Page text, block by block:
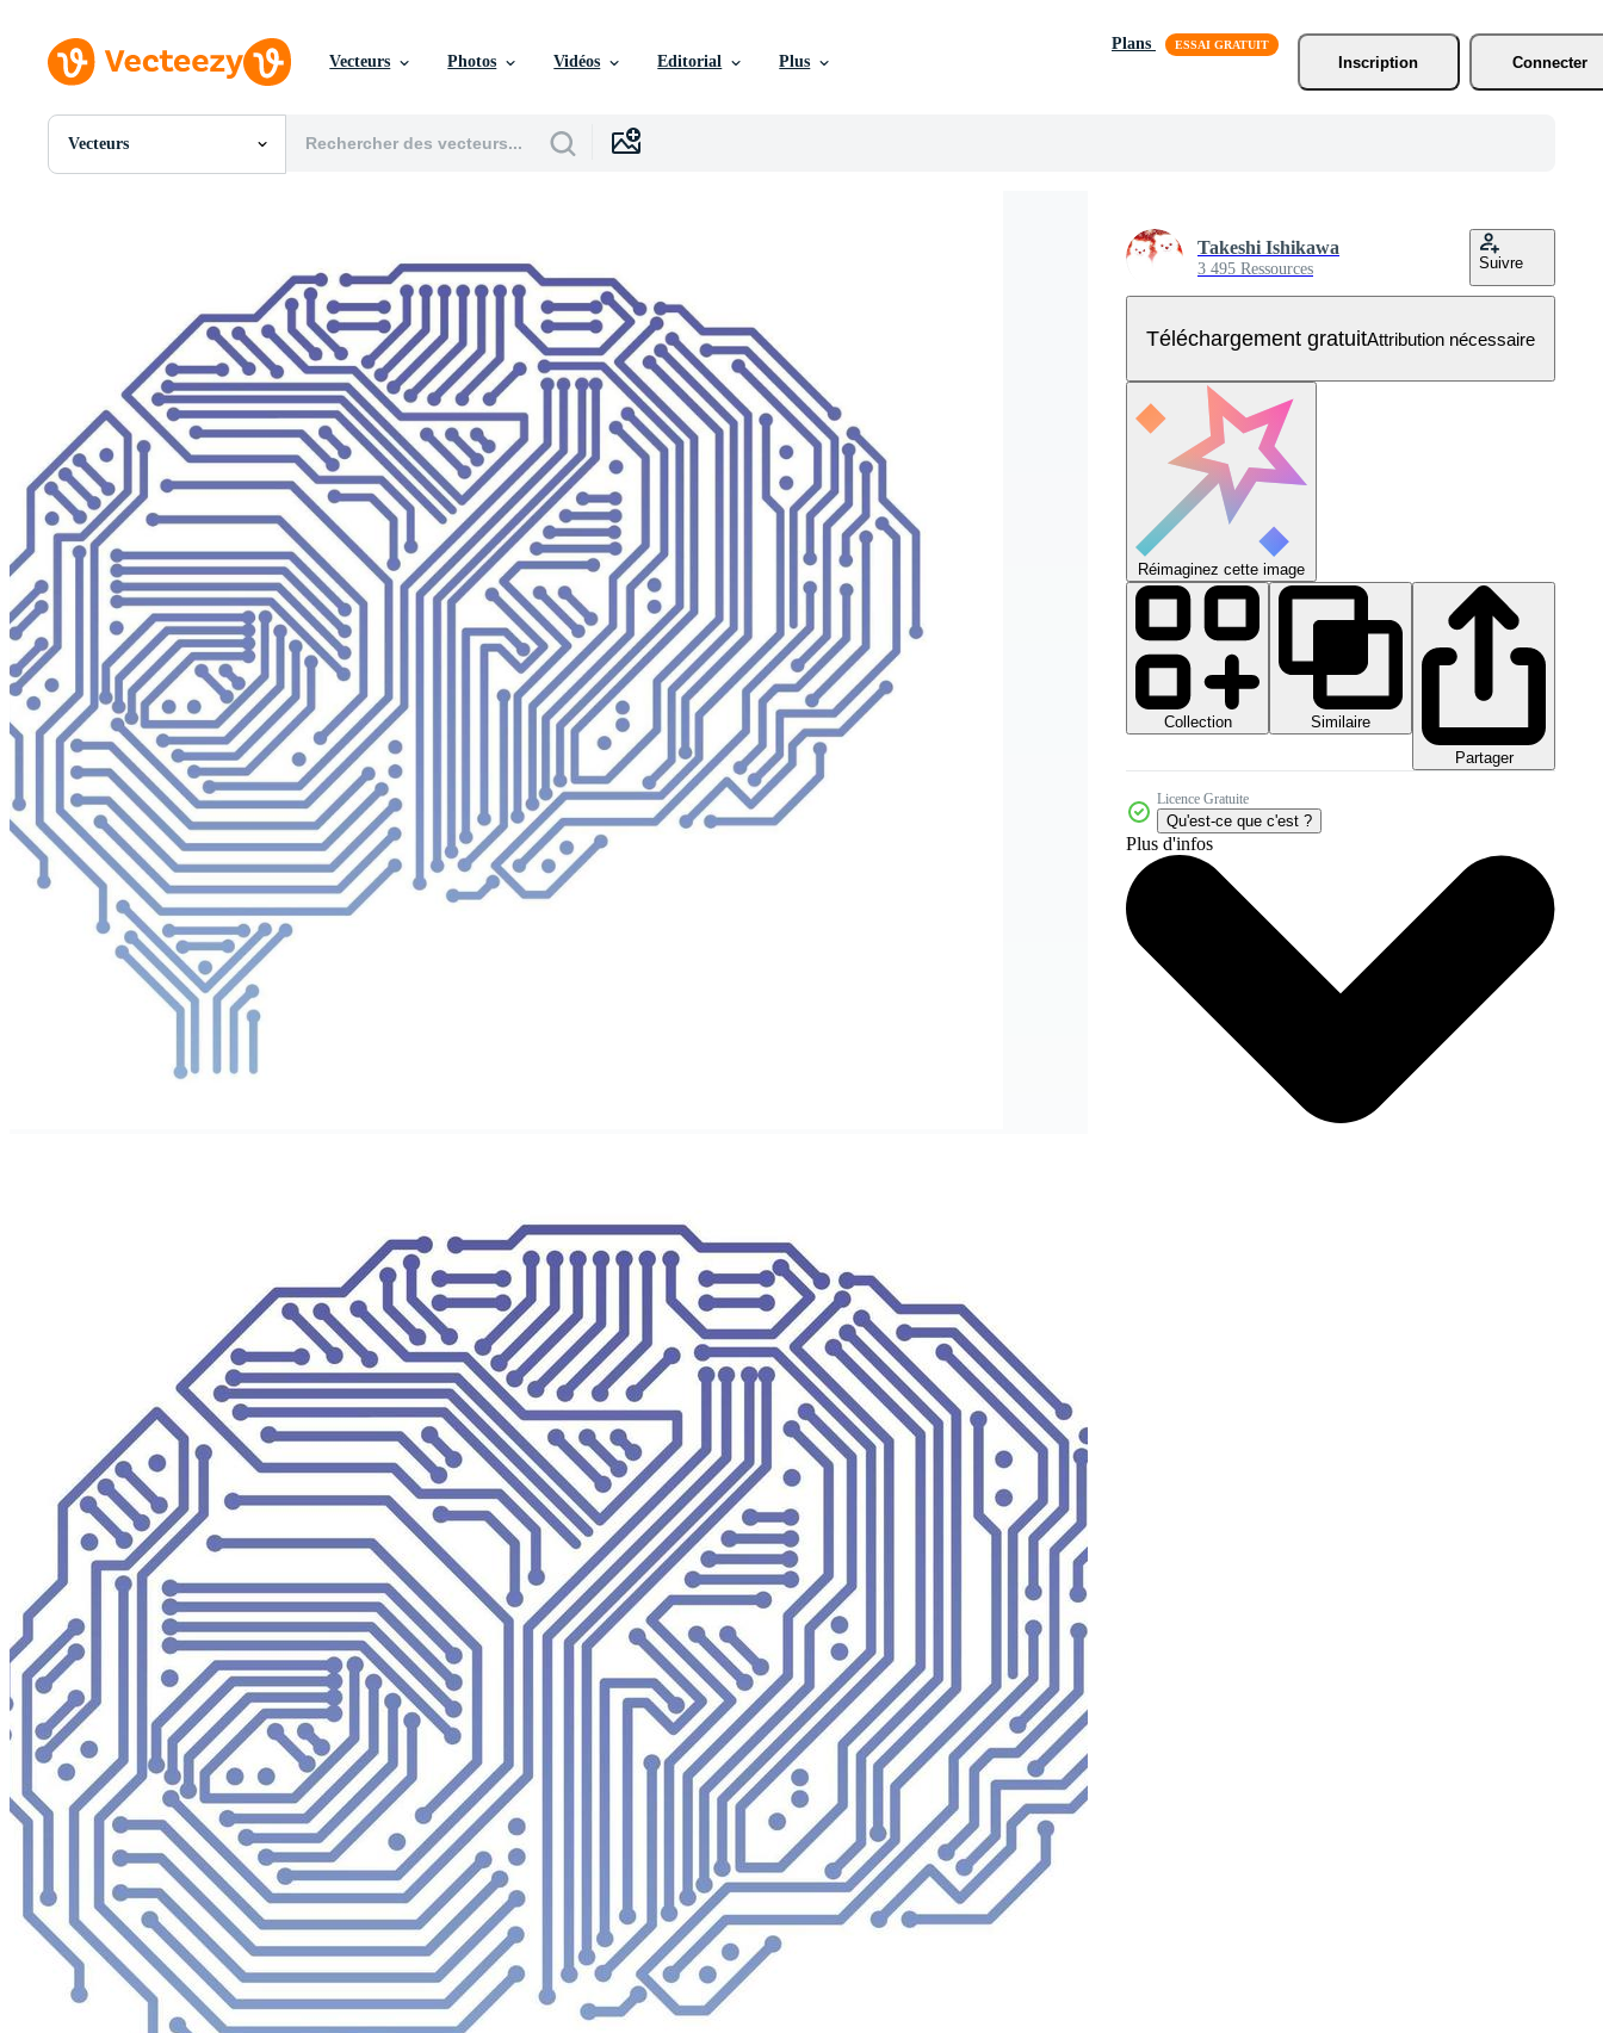
Vecteurs Photos Vidéos Editorial Plus
Plans
Inscription
Connecter
Vecteurs
Toutes Images
Motion graphics
Images Éditoriales
Événements Éditoriaux
Takeshi Ishikawa
3 495 Ressources Suivre
Téléchargement gratuitAttribution nécessaire
Réimaginez cette image
Collection
Similaire
Partager
Licence Gratuite
Qu'est-ce que c'est ?
Plus d'infos